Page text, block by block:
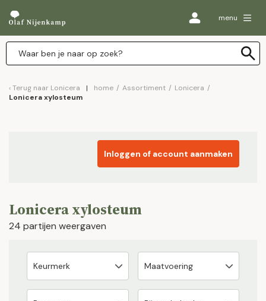
menu
Terug naar Lonicera home / Assortiment / Lonicera /
Lonicera xylosteum
Inloggen of account aanmaken
Lonicera xylosteum
24 partijen weergaven